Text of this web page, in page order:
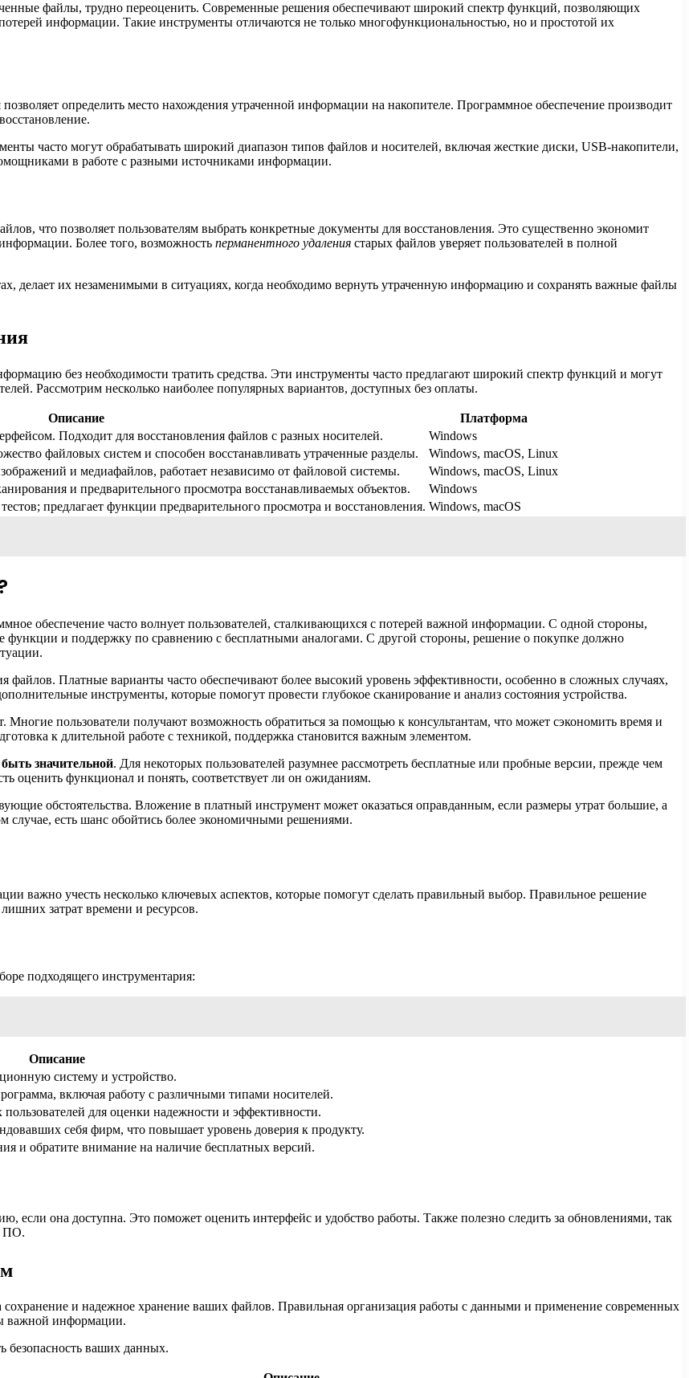
файлы, трудно переоценить. Современные решения обеспечивают широкий спектр функций, позволяющих
информации. Такие инструменты отличаются не только многофункциональностью, но и простотой их
определить место нахождения утраченной информации на накопителе. Программное обеспечение производит
часто могут обрабатывать широкий диапазон типов файлов и носителей, включая жесткие диски, USB-накопители,
в работе с разными источниками информации.
что позволяет пользователям выбрать конкретные документы для восстановления. Это существенно экономит
Более того, возможность перманентного удаления старых файлов уверяет пользователей в полной
делает их незаменимыми в ситуациях, когда необходимо вернуть утраченную информацию и сохранять важные файлы
без необходимости тратить средства. Эти инструменты часто предлагают широкий спектр функций и могут
Рассмотрим несколько наиболее популярных вариантов, доступных без оплаты.
Описание
Платформа
Подходит для восстановления файлов с разных носителей.
Windows
файловых систем и способен восстанавливать утраченные разделы.
Windows, macOS, Linux
и медиафайлов, работает независимо от файловой системы.
Windows, macOS, Linux
и предварительного просмотра восстанавливаемых объектов.
Windows
предлагает функции предварительного просмотра и восстановления. Windows, macOS
обеспечение часто волнует пользователей, сталкивающихся с потерей важной информации. С одной стороны,
функции и поддержку по сравнению с бесплатными аналогами. С другой стороны, решение о покупке должно
файлов. Платные варианты часто обеспечивают более высокий уровень эффективности, особенно в сложных случаях,
инструменты, которые помогут провести глубокое сканирование и анализ состояния устройства.
Многие пользователи получают возможность обратиться за помощью к консультантам, что может сэкономить время и
к длительной работе с техникой, поддержка становится важным элементом.
значительной. Для некоторых пользователей разумнее рассмотреть бесплатные или пробные версии, прежде чем
оценить функционал и понять, соответствует ли он ожиданиям.
обстоятельства. Вложение в платный инструмент может оказаться оправданным, если размеры утрат большие, а
есть шанс обойтись более экономичными решениями.
важно учесть несколько ключевых аспектов, которые помогут сделать правильный выбор. Правильное решение
затрат времени и ресурсов.
подходящего инструментария:
Описание
систему и устройство.
включая работу с различными типами носителей.
для оценки надежности и эффективности.
себя фирм, что повышает уровень доверия к продукту.
и обратите внимание на наличие бесплатных версий.
если она доступна. Это поможет оценить интерфейс и удобство работы. Также полезно следить за обновлениями, так
ПО.
и надежное хранение ваших файлов. Правильная организация работы с данными и применение современных
важной информации.
безопасность ваших данных.